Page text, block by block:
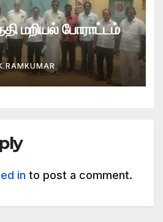
மறியல் போராட்டம்
in to post a comment.